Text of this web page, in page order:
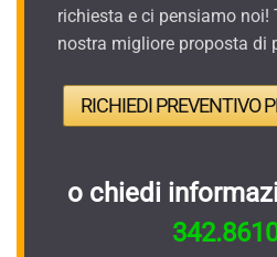
richiesta e ci pensiamo noi!
nostra migliore proposta di
RICHIEDI PREVENTIVO
o chiedi